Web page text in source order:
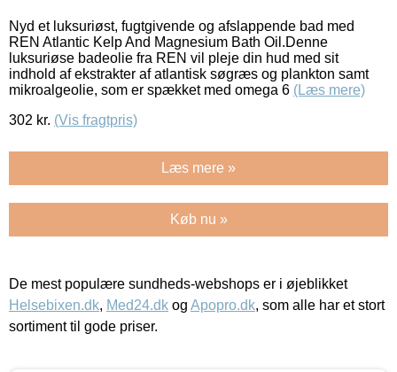
Nyd et luksuriøst, fugtgivende og afslappende bad med
REN Atlantic Kelp And Magnesium Bath Oil.Denne
luksuriøse badeolie fra REN vil pleje din hud med sit
indhold af ekstrakter af atlantisk søgræs og plankton samt
mikroalgeolie, som er spækket med omega 6 (Læs mere)
302 kr. (Vis fragtpris)
Læs mere »
Køb nu »
De mest populære sundheds-webshops er i øjeblikket
Helsebixen.dk, Med24.dk og Apopro.dk, som alle har et stort
sortiment til gode priser.